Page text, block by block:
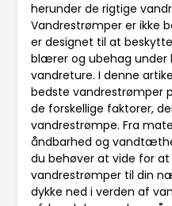
herunder de rigtige
Vandrestrømper er ikke
er designet til at
blærer og ubehag
vandreture. I denne
bedste vandrestrømper
de forskellige faktorer,
vandrestrømpe. Fra
åndbarhed og
du behøver at vide for
vandrestrømper til din
dykke ned i verden af